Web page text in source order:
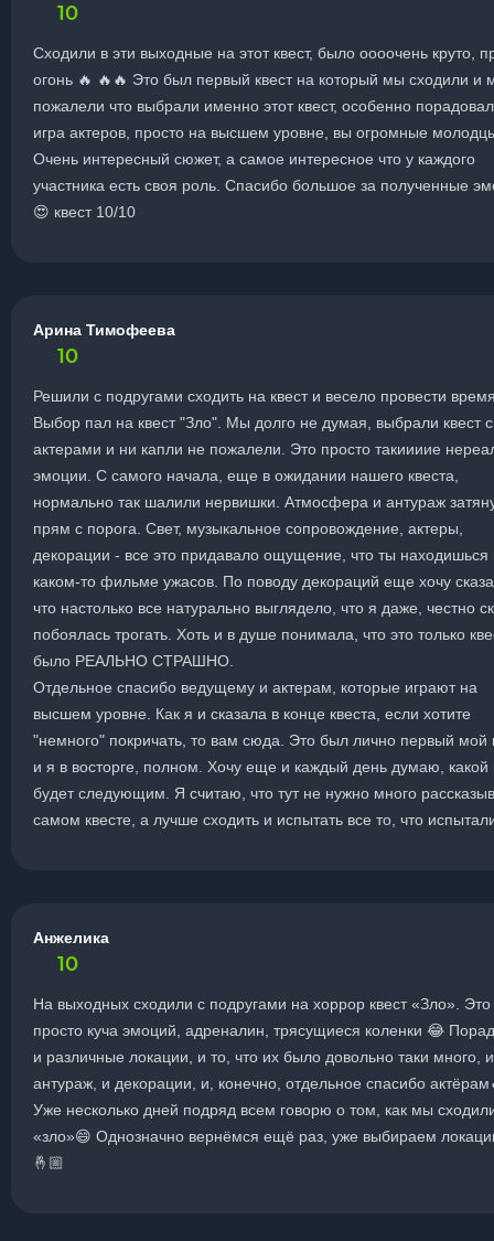
10
Сходили в эти выходные на этот квест, было оооочень круто,
огонь 🔥 🔥🔥 Это был первый квест на который мы сходили и
пожалели что выбрали именно этот квест, особенно
игра актеров, просто на высшем уровне, вы огромные
Очень интересный сюжет, а самое интересное что у каждого
участника есть своя роль. Спасибо большое за полученные
😍 квест 10/10
Арина Тимофеева
10
Решили с подругами сходить на квест и весело провести
Выбор пал на квест "Зло". Мы долго не думая, выбрали квест с
актерами и ни капли не пожалели. Это просто такиииие
эмоции. С самого начала, еще в ожидании нашего квеста,
нормально так шалили нервишки. Атмосфера и антураж
прям с порога. Свет, музыкальное сопровождение, актеры,
декорации - все это придавало ощущение, что ты находишься
каком-то фильме ужасов. По поводу декораций еще хочу
что настолько все натурально выглядело, что я даже, честно
побоялась трогать. Хоть и в душе понимала, что это только
было РЕАЛЬНО СТРАШНО.
Отдельное спасибо ведущему и актерам, которые играют на
высшем уровне. Как я и сказала в конце квеста, если хотите
"немного" покричать, то вам сюда. Это был лично первый мой
и я в восторге, полном. Хочу еще и каждый день думаю, какой
будет следующим. Я считаю, что тут не нужно много
самом квесте, а лучше сходить и испытать все то, что
Анжелика
10
На выходных сходили с подругами на хоррор квест «Зло». Это
просто куча эмоций, адреналин, трясущиеся коленки 😂
и различные локации, и то, что их было довольно таки много, и
антураж, и декорации, и, конечно, отдельное спасибо
Уже несколько дней подряд всем говорю о том, как мы
«зло»😄 Однозначно вернёмся ещё раз, уже выбираем
🤞🏼